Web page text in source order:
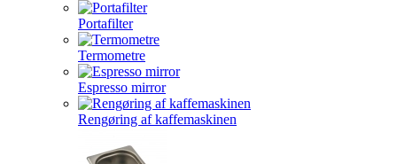
Portafilter
Termometre
Espresso mirror
Rengøring af kaffemaskinen